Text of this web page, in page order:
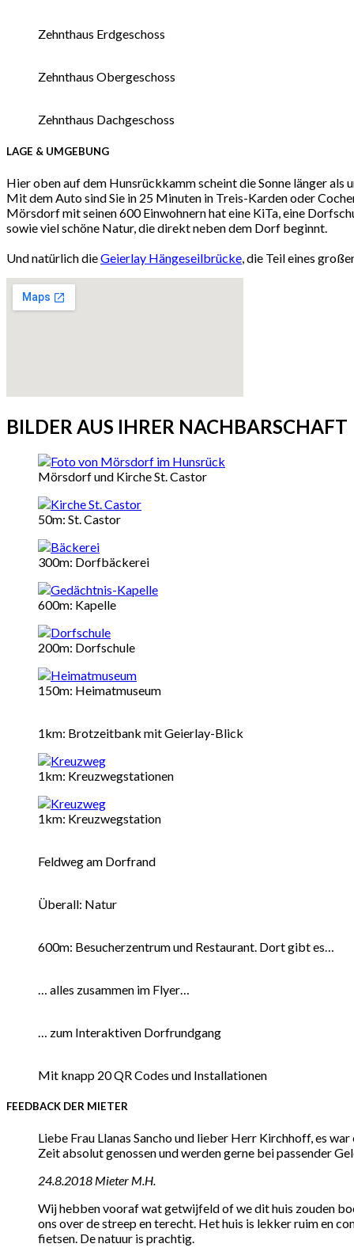
Zehnthaus Erdgeschoss
Zehnthaus Obergeschoss
Zehnthaus Dachgeschoss
LAGE & UMGEBUNG
Hier oben auf dem Hunsrückkamm scheint die Sonne länger als
Mit dem Auto sind Sie in 25 Minuten in Treis-Karden oder
Mörsdorf mit seinen 600 Einwohnern hat eine KiTa, eine
sowie viel schöne Natur, die direkt neben dem Dorf beginnt.
Und natürlich dieGeierlay Hängeseilbrücke , die Teil eines
BILDER AUS IHRER NACHBARSCHAFT
Mörsdorf und Kirche St. Castor
50m: St. Castor
300m: Dorfbäckerei
600m: Kapelle
200m: Dorfschule
150m: Heimatmuseum
1km: Brotzeitbank mit Geierlay-Blick
1km: Kreuzwegstationen
1km: Kreuzwegstation
Feldweg am Dorfrand
Überall: Natur
600m: Besucherzentrum und Restaurant. Dort gibt es…
… alles zusammen im Flyer…
… zum Interaktiven Dorfrundgang
Mit knapp 20 QR Codes und Installationen
FEEDBACK DER MIETER
Liebe Frau Llanas Sancho und lieber Herr Kirchhoff, es
Zeit absolut genossen und werden gerne bei passender
24.8.2018 Mieter M.H.
Wij hebben vooraf wat getwijfeld of we dit huis zouden
ons over de streep en terecht. Het huis is lekker ruim en
fietsen. De natuur is prachtig.